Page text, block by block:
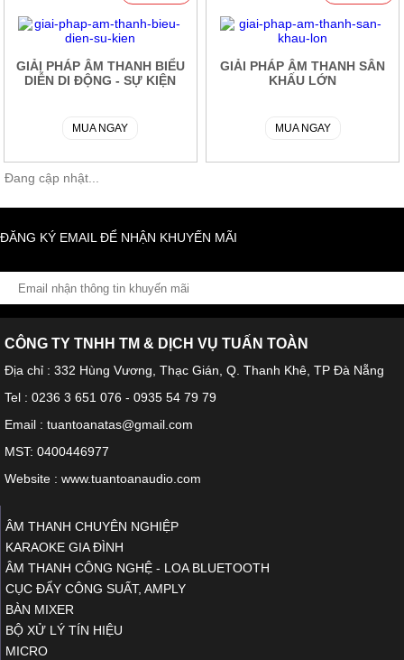
GIẢI PHÁP ÂM THANH BIỂU
DIỄN DI ĐỘNG - SỰ KIỆN
MUA NGAY
GIẢI PHÁP ÂM THANH SÂN
KHẤU LỚN
MUA NGAY
Đang cập nhật...
ĐĂNG KÝ EMAIL ĐỂ NHẬN KHUYẾN MÃI
CÔNG TY TNHH TM & DỊCH VỤ TUẤN TOÀN
Địa chỉ : 332 Hùng Vương, Thạc Gián, Q. Thanh Khê, TP Đà Nẵng
Tel : 0236 3 651 076 - 0935 54 79 79
Email : tuantoanatas@gmail.com
MST: 0400446977
Website : www.tuantoanaudio.com
ÂM THANH CHUYÊN NGHIỆP
KARAOKE GIA ĐÌNH
ÂM THANH CÔNG NGHỆ - LOA BLUETOOTH
CỤC ĐẨY CÔNG SUẤT, AMPLY
BÀN MIXER
BỘ XỬ LÝ TÍN HIỆU
MICRO